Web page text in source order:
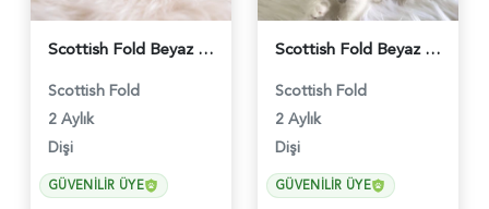
Scottish Fold Beyaz Güzellik 2 Aylık - 4690
Scottish Fold
2 Aylık
Dişi
GÜVENILIR ÜYE
Scottish Fold Beyaz Dişi Baby Face 2 Aylık - 3704
Scottish Fold
2 Aylık
Dişi
GÜVENILIR ÜYE